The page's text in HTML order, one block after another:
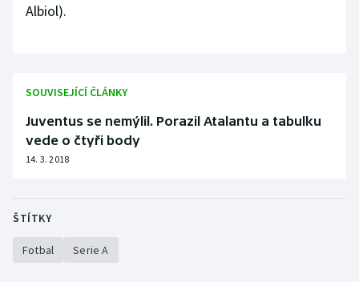
Albiol).
SOUVISEJÍCÍ ČLÁNKY
Juventus se nemýlil. Porazil Atalantu a tabulku
vede o čtyři body
14. 3. 2018
ŠTÍTKY
Fotbal Serie A